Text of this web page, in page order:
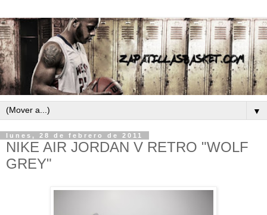
▼
lunes, 28 de febrero de 2011
NIKE AIR JORDAN V RETRO "WOLF
GREY"